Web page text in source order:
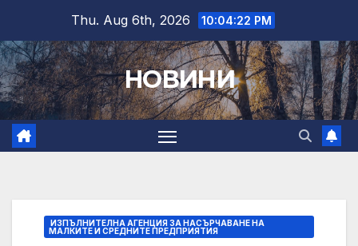
content
Thu. Aug 6th, 2026 10:04:23 PM
НОВИНИ
ИЗПЪЛНИТЕЛНА АГЕНЦИЯ ЗА НАСЪРЧАВАНЕ НА
МАЛКИТЕ И СРЕДНИТЕ ПРЕДПРИЯТИЯ